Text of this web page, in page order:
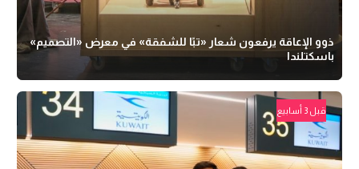
ذوو الإعاقة يرفعون شعار «تبًا للشفقة» في معرض «التصميم»
باسكتلندا
قبل 3 أسابيع